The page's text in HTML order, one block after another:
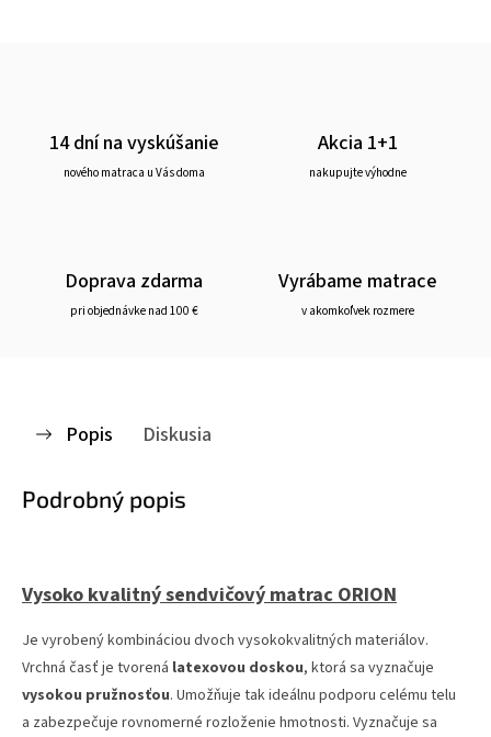
14 dní na vyskúšanie
nového matraca u Vás doma
Akcia 1+1
nakupujte výhodne
Doprava zdarma
pri objednávke nad 100 €
Vyrábame matrace
v akomkoľvek rozmere
Popis Diskusia
Podrobný popis
Vysoko kvalitný sendvičový matrac ORION
Je vyrobený kombináciou dvoch vysokokvalitných materiálov.
Vrchná časť je tvorená latexovou doskou, ktorá sa vyznačuje
vysokou pružnosťou. Umožňuje tak ideálnu podporu celému telu
a zabezpečuje rovnomerné rozloženie hmotnosti. Vyznačuje sa